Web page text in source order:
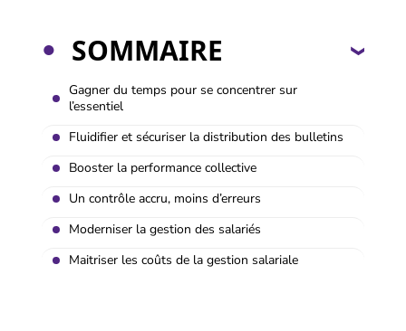
SOMMAIRE
Gagner du temps pour se concentrer sur
l’essentiel
Fluidifier et sécuriser la distribution des bulletins
Booster la performance collective
Un contrôle accru, moins d’erreurs
Moderniser la gestion des salariés
Maitriser les coûts de la gestion salariale